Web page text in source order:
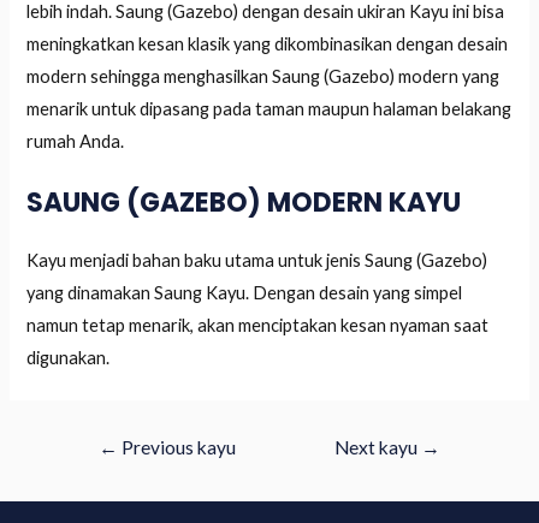
lebih indah. Saung (Gazebo) dengan desain ukiran Kayu ini bisa
meningkatkan kesan klasik yang dikombinasikan dengan desain
modern sehingga menghasilkan Saung (Gazebo) modern yang
menarik untuk dipasang pada taman maupun halaman belakang
rumah Anda.
SAUNG (GAZEBO) MODERN KAYU
Kayu menjadi bahan baku utama untuk jenis Saung (Gazebo)
yang dinamakan Saung Kayu. Dengan desain yang simpel
namun tetap menarik, akan menciptakan kesan nyaman saat
digunakan.
← Previous kayu Next kayu →